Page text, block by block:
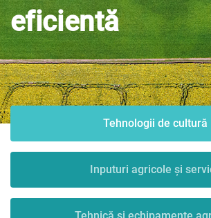
eficientă
Tehnologii de cultură
Inputuri agricole și